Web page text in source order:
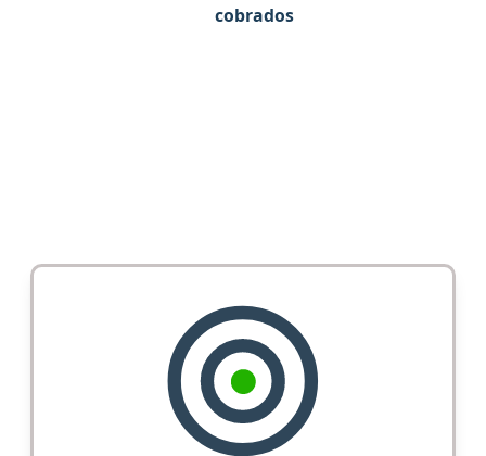
cobrados